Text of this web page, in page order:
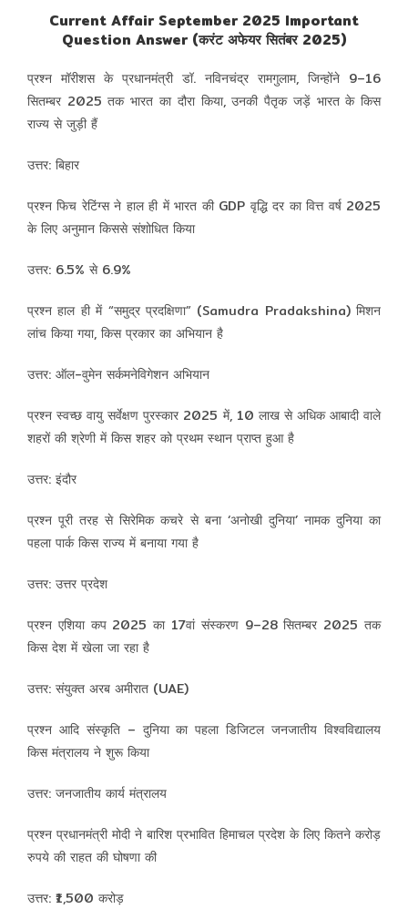
Current Affair September 2025 Important
Question Answer (करंट अफेयर सितंबर 2025)
प्रश्न मॉरीशस के प्रधानमंत्री डॉ. नविनचंद्र रामगुलाम, जिन्होंने 9–16
सितम्बर 2025 तक भारत का दौरा किया, उनकी पैतृक जड़ें भारत के किस
राज्य से जुड़ी हैं
उत्तर: बिहार
प्रश्न फिच रेटिंग्स ने हाल ही में भारत की GDP वृद्धि दर का वित्त वर्ष 2025
के लिए अनुमान किससे संशोधित किया
उत्तर: 6.5% से 6.9%
प्रश्न हाल ही में “समुद्र प्रदक्षिणा” (Samudra Pradakshina) मिशन
लांच किया गया, किस प्रकार का अभियान है
उत्तर: ऑल-वुमेन सर्कमनेविगेशन अभियान
प्रश्न स्वच्छ वायु सर्वेक्षण पुरस्कार 2025 में, 10 लाख से अधिक आबादी वाले
शहरों की श्रेणी में किस शहर को प्रथम स्थान प्राप्त हुआ है
उत्तर: इंदौर
प्रश्न पूरी तरह से सिरेमिक कचरे से बना ‘अनोखी दुनिया’ नामक दुनिया का
पहला पार्क किस राज्य में बनाया गया है
उत्तर: उत्तर प्रदेश
प्रश्न एशिया कप 2025 का 17वां संस्करण 9–28 सितम्बर 2025 तक
किस देश में खेला जा रहा है
उत्तर: संयुक्त अरब अमीरात (UAE)
प्रश्न आदि संस्कृति – दुनिया का पहला डिजिटल जनजातीय विश्वविद्यालय
किस मंत्रालय ने शुरू किया
उत्तर: जनजातीय कार्य मंत्रालय
प्रश्न प्रधानमंत्री मोदी ने बारिश प्रभावित हिमाचल प्रदेश के लिए कितने करोड़
रुपये की राहत की घोषणा की
उत्तर: ₹1,500 करोड़